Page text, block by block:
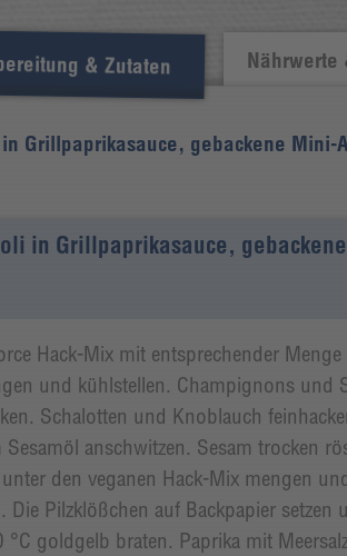
& Zutaten Nährwerte
Grillpaprikasauce, gebackene Mini-
in Grillpaprikasauce,
Hack-Mix mit entsprechender
und kühlstellen. Champignons und
Schalotten und Knoblauch
Sesamöl anschwitzen. Sesam trocken
den veganen Hack-Mix mengen
Die Pilzklößchen auf Backpapier setzen
°C goldgelb braten. Paprika mit